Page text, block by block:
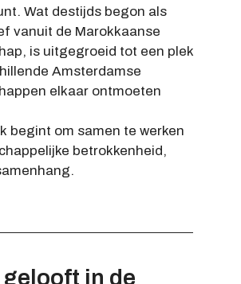
Wat destijds begon als
vanuit de Marokkaanse
is uitgegroeid tot een plek
Amsterdamse
elkaar ontmoeten
begint om samen te werken
betrokkenheid,
in de